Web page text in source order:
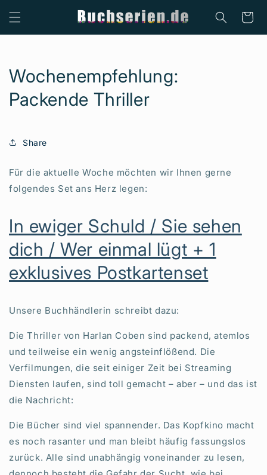
zum
Inhalt
Wochenempfehlung:
Packende Thriller
Share
Für die aktuelle Woche möchten wir Ihnen gerne
folgendes Set ans Herz legen:
In ewiger Schuld / Sie sehen
dich / Wer einmal lügt + 1
exklusives Postkartenset
Unsere Buchhändlerin schreibt dazu:
Die Thriller von Harlan Coben sind packend, atemlos
und teilweise ein wenig angsteinflößend. Die
Verfilmungen, die seit einiger Zeit bei Streaming
Diensten laufen, sind toll gemacht – aber – und das ist
die Nachricht:
Die Bücher sind viel spannender. Das Kopfkino macht
es noch rasanter und man bleibt häufig fassungslos
zurück. Alle sind unabhängig voneinander zu lesen,